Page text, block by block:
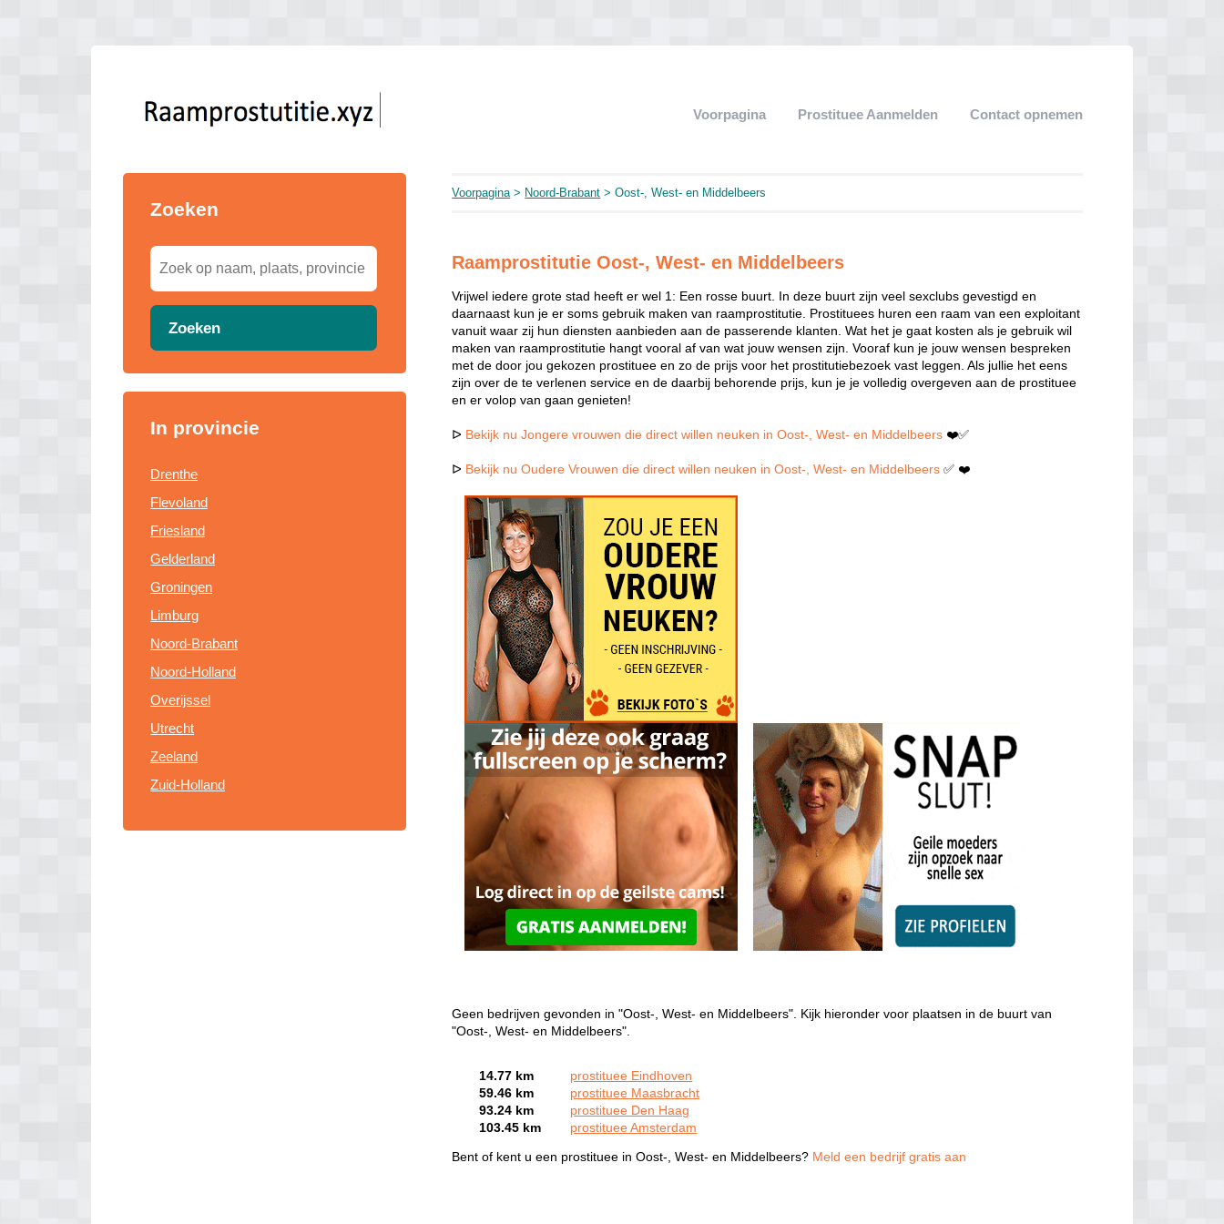
Voorpagina Prostituee Aanmelden Contact opnemen
Zoeken
Zoeken
In provincie
Drenthe
Flevoland
Friesland
Gelderland
Groningen
Limburg
Noord-Brabant
Noord-Holland
Overijssel
Utrecht
Zeeland
Zuid-Holland
Voorpagina> Noord-Brabant > Oost-, West- en Middelbeers
Raamprostitutie Oost-, West- en Middelbeers
Vrijwel iedere grote stad heeft er wel 1: Een rosse buurt. In deze buurt zijn veel sexclubs gevestigd en
daarnaast kun je er soms gebruik maken van raamprostitutie. Prostituees huren een raam van een exploitant
vanuit waar zij hun diensten aanbieden aan de passerende klanten. Wat het je gaat kosten als je gebruik wil
maken van raamprostitutie hangt vooral af van wat jouw wensen zijn. Vooraf kun je jouw wensen bespreken
met de door jou gekozen prostituee en zo de prijs voor het prostitutiebezoek vast leggen. Als jullie het eens
zijn over de te verlenen service en de daarbij behorende prijs, kun je je volledig overgeven aan de prostituee
en er volop van gaan genieten!
ᐅ Bekijk nu Jongere vrouwen die direct willen neuken in Oost-, West- en Middelbeers ❤️✅
ᐅ Bekijk nu Oudere Vrouwen die direct willen neuken in Oost-, West- en Middelbeers ✅ ❤️
Geen bedrijven gevonden in "Oost-, West- en Middelbeers". Kijk hieronder voor plaatsen in de buurt van
"Oost-, West- en Middelbeers".
14.77 km
prostituee Eindhoven
59.46 km
prostituee Maasbracht
93.24 km
prostituee Den Haag
103.45 km
prostituee Amsterdam
Bent of kent u een prostituee in Oost-, West- en Middelbeers? Meld een bedrijf gratis aan